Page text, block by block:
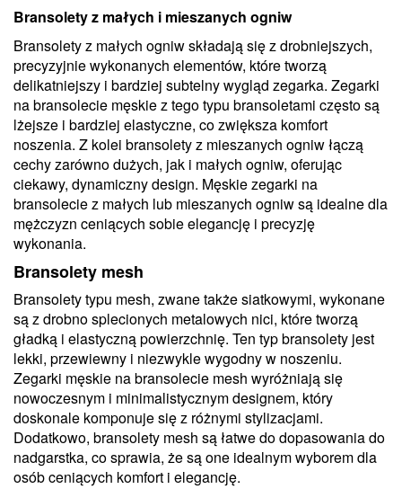
Bransolety z małych i mieszanych ogniw
Bransolety z małych ogniw składają się z drobniejszych,
precyzyjnie wykonanych elementów, które tworzą
delikatniejszy i bardziej subtelny wygląd zegarka. Zegarki
na bransolecie męskie z tego typu bransoletami często są
lżejsze i bardziej elastyczne, co zwiększa komfort
noszenia. Z kolei bransolety z mieszanych ogniw łączą
cechy zarówno dużych, jak i małych ogniw, oferując
ciekawy, dynamiczny design. Męskie zegarki na
bransolecie z małych lub mieszanych ogniw są idealne dla
mężczyzn ceniących sobie elegancję i precyzję
wykonania.
Bransolety mesh
Bransolety typu mesh, zwane także siatkowymi, wykonane
są z drobno splecionych metalowych nici, które tworzą
gładką i elastyczną powierzchnię. Ten typ bransolety jest
lekki, przewiewny i niezwykle wygodny w noszeniu.
Zegarki męskie na bransolecie mesh wyróżniają się
nowoczesnym i minimalistycznym designem, który
doskonale komponuje się z różnymi stylizacjami.
Dodatkowo, bransolety mesh są łatwe do dopasowania do
nadgarstka, co sprawia, że są one idealnym wyborem dla
osób ceniących komfort i elegancję.